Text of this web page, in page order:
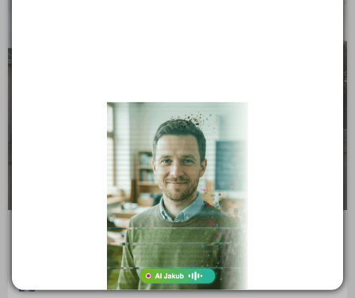
Žďár nad Sázavou (124)
Dětský domov, Základní škola speciální a Praktická
Palackého 142, 55101 Jaroměř